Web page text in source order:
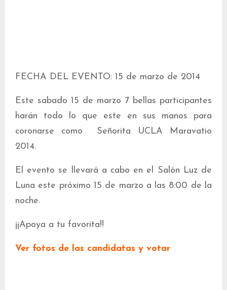
FECHA DEL EVENTO: 15 de marzo de 2014
Este sabado 15 de marzo 7 bellas participantes
harán todo lo que este en sus manos para
coronarse como Señorita UCLA Maravatio
2014.
El evento se llevará a cabo en el Salón Luz de
Luna este próximo 15 de marzo a las 8:00 de la
noche.
¡¡Apoya a tu favorita!!
Ver fotos de las candidatas y votar